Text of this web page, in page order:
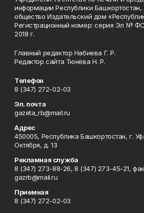
информации Республики Башкортостан,
общество Издательский дом
Регистрационный номер: серия Эл №
2018 г.
Главный редактор Набиева Г. Р.
Редактор сайта Тюнёва Н. Р.
Телефон
8 (347) 272-02-03
Эл. почта
gazeta_rb@mail.ru
Адрес
450005, Республика Башкортостан, г.
Октября, д. 13
Рекламная служба
8 (347) 273-88-26, 8 (347) 273-45-21,
gazrb@mail.ru
Приемная
8 (347) 272-02-03